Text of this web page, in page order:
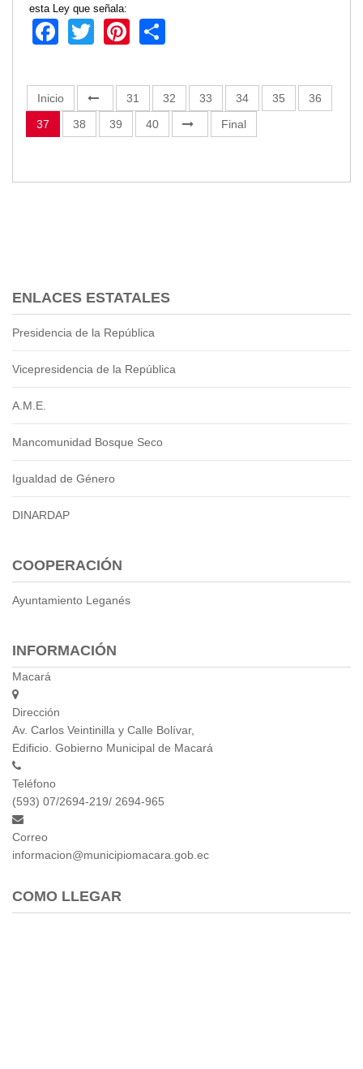
esta Ley que señala:
Facebook
TwitterPinterest
Inicio 31 32 33 34 35
36
37
38 39 40 Final
ENLACES ESTATALES
Presidencia de la República
Vicepresidencia de la República
A.M.E.
Mancomunidad Bosque Seco
Igualdad de Género
DINARDAP
COOPERACIÓN
Ayuntamiento Leganés
INFORMACIÓN
Macará
Dirección
Av. Carlos Veintinilla y Calle Bolívar,
Edificio. Gobierno Municipal de Macará
Teléfono
(593) 07/2694-219/ 2694-965
Correo
informacion@municipiomacara.gob.ec
COMO LLEGAR